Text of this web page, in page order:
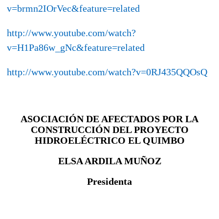
v=brmn2IOrVec&feature=related
http://www.youtube.com/watch?
v=H1Pa86w_gNc&feature=related
http://www.youtube.com/watch?v=0RJ435QQOsQ
ASOCIACIÓN DE AFECTADOS POR LA
CONSTRUCCIÓN DEL PROYECTO
HIDROELÉCTRICO EL QUIMBO
ELSA ARDILA MUÑOZ
Presidenta